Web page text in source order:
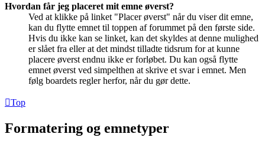
Hvordan får jeg placeret mit emne øverst?
Ved at klikke på linket "Placer øverst" når du viser dit emne,
kan du flytte emnet til toppen af forummet på den første side.
Hvis du ikke kan se linket, kan det skyldes at denne mulighed
er slået fra eller at det mindst tilladte tidsrum for at kunne
placere øverst endnu ikke er forløbet. Du kan også flytte
emnet øverst ved simpelthen at skrive et svar i emnet. Men
følg boardets regler herfor, når du gør dette.
Top
Formatering og emnetyper